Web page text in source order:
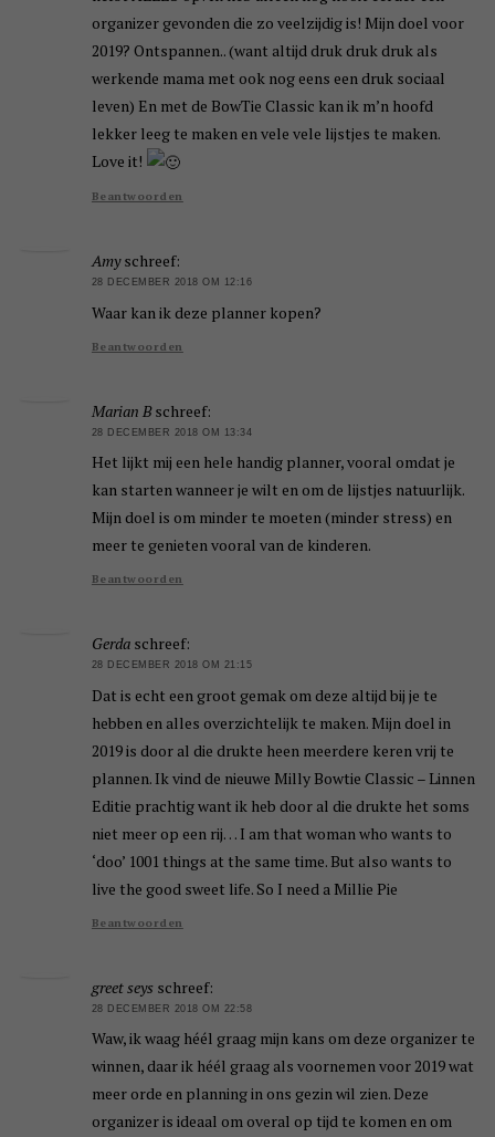
organizer gevonden die zo veelzijdig is! Mijn doel voor
2019? Ontspannen.. (want altijd druk druk druk als
werkende mama met ook nog eens een druk sociaal
leven) En met de BowTie Classic kan ik m’n hoofd
lekker leeg te maken en vele vele lijstjes te maken.
Love it!
Beantwoorden
Amy schreef:
28 DECEMBER 2018 OM 12:16
Waar kan ik deze planner kopen?
Beantwoorden
Marian B schreef:
28 DECEMBER 2018 OM 13:34
Het lijkt mij een hele handig planner, vooral omdat je
kan starten wanneer je wilt en om de lijstjes natuurlijk.
Mijn doel is om minder te moeten (minder stress) en
meer te genieten vooral van de kinderen.
Beantwoorden
Gerda schreef:
28 DECEMBER 2018 OM 21:15
Dat is echt een groot gemak om deze altijd bij je te
hebben en alles overzichtelijk te maken. Mijn doel in
2019 is door al die drukte heen meerdere keren vrij te
plannen. Ik vind de nieuwe Milly Bowtie Classic – Linnen
Editie prachtig want ik heb door al die drukte het soms
niet meer op een rij… I am that woman who wants to
‘doo’ 1001 things at the same time. But also wants to
live the good sweet life. So I need a Millie Pie
Beantwoorden
greet seys schreef:
28 DECEMBER 2018 OM 22:58
Waw, ik waag héél graag mijn kans om deze organizer te
winnen, daar ik héél graag als voornemen voor 2019 wat
meer orde en planning in ons gezin wil zien. Deze
organizer is ideaal om overal op tijd te komen en om